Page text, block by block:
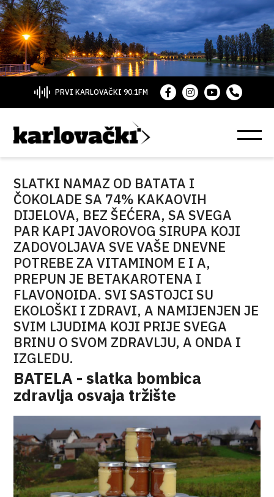
PRVI KARLOVAČKI 90.1FM
SLATKI NAMAZ OD BATATA I
ČOKOLADE SA 74% KAKAOVIH
DIJELOVA, BEZ ŠEĆERA, SA SVEGA
PAR KAPI JAVOROVOG SIRUPA KOJI
ZADOVOLJAVA SVE VAŠE DNEVNE
POTREBE ZA VITAMINOM E I A,
PREPUN JE BETAKAROTENA I
FLAVONOIDA. SVI SASTOJCI SU
EKOLOŠKI I ZDRAVI, A NAMIJENJEN JE
SVIM LJUDIMA KOJI PRIJE SVEGA
BRINU O SVOM ZDRAVLJU, A ONDA I
IZGLEDU.
BATELA - slatka bombica
zdravlja osvaja tržište